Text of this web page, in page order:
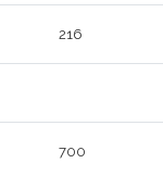
216
700